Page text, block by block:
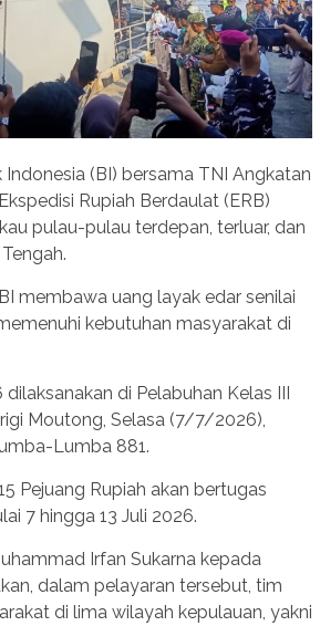
Indonesia (BI) bersama TNI Angkatan
Rupiah Berdaulat (ERB)
pulau-pulau terdepan, terluar, dan
membawa uang layak edar senilai
kebutuhan masyarakat di
di Pelabuhan Kelas III
Moutong, Selasa (7/7/2026),
Lumba 881.
Pejuang Rupiah akan bertugas
7 hingga 13 Juli 2026.
Irfan Sukarna kepada
dalam pelayaran tersebut, tim
di lima wilayah kepulauan, yakni